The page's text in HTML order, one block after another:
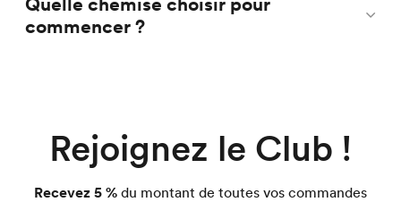
commencer ?
Rejoignez le Club !
Recevez 5 % du montant de toutes vos commandes